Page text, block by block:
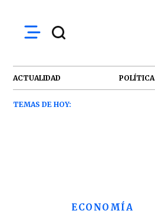
ACTUALIDAD POLÍTICA
TEMAS DE HOY:
ECONOMÍA